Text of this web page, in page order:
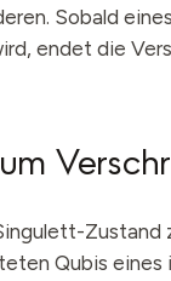
Sobald
endet die
Zustand
Qubis eines